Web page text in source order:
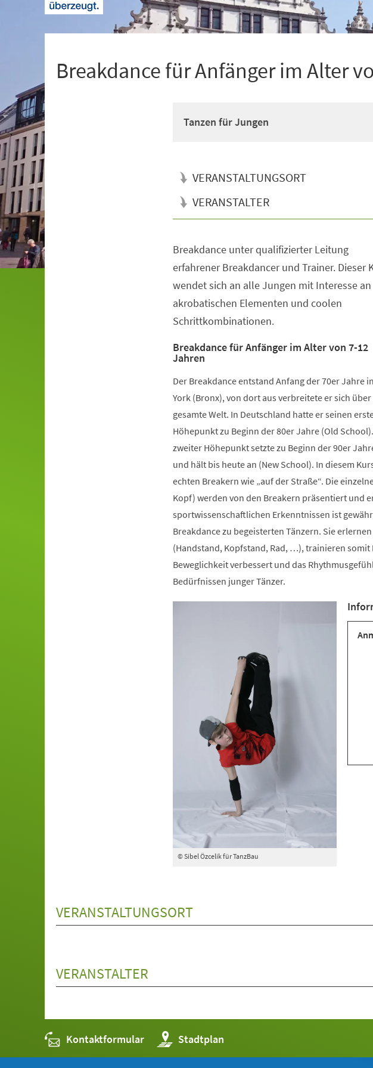
Breakdance für Anfänger im Alter
Tanzen für Jungen
VERANSTALTUNGSORT
VERANSTALTER
Breakdance unter qualifizierter Leitung
erfahrener Breakdancer und Trainer. Dieser
wendet sich an alle Jungen mit Interesse an
akrobatischen Elementen und coolen
Schrittkombinationen.
Breakdance für Anfänger im Alter von 7-12
Jahren
Der Breakdance entstand Anfang der 70er Jahre
York (Bronx), von dort aus verbreitete er sich
gesamte Welt. In Deutschland hatte er seinen
Höhepunkt zu Beginn der 80er Jahre (Old
zweiter Höhepunkt setzte zu Beginn der 90er
und hält bis heute an (New School). In diesem
echten Breakern wie „auf der Straße“. Die
Kopf) werden von den Breakern präsentiert und
sportwissenschaftlichen Erkenntnissen ist
Breakdance zu begeisterten Tänzern. Sie
(Handstand, Kopfstand, Rad, …), trainieren
Beweglichkeit verbessert und das
Bedürfnissen junger Tänzer.
© Sibel Özcelik für TanzBau
VERANSTALTUNGSORT
VERANSTALTER
Kontaktformular Stadtplan
(Öffnet
in
einem